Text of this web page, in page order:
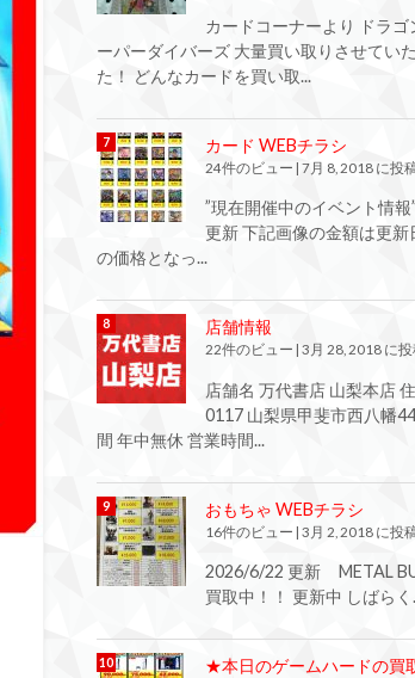
カードコーナーより ドラゴ
ーパーダイバーズ 大量買い取りさせてい
た！ どんなカードを買い取...
カード WEBチラシ
24件のビュー | 7月 8, 2018 に投
”現在開催中のイベント情
更新 下記画像の金額は更新
の価格となっ...
店舗情報
22件のビュー 3月 28, 2018 に
店舗名 万代書店 山梨本店
0117 山梨県甲斐市西八幡
間 年中無休 営業時間...
おもちゃ WEBチラシ
16件のビュー | 3月 2, 2018 に投
2026/6/22 更新 METAL
買取中！！ 更新中 しばらく
★本日のゲームハードの買